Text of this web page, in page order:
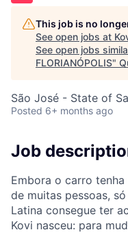
This job is no
See open jobs at
See open jobs
FLORIANÓPOLIS"
São José - State of
Posted 6+ months ago
Job
Embora o carro
de muitas pessoas,
Latina consegue ter
Kovi nasceu: para